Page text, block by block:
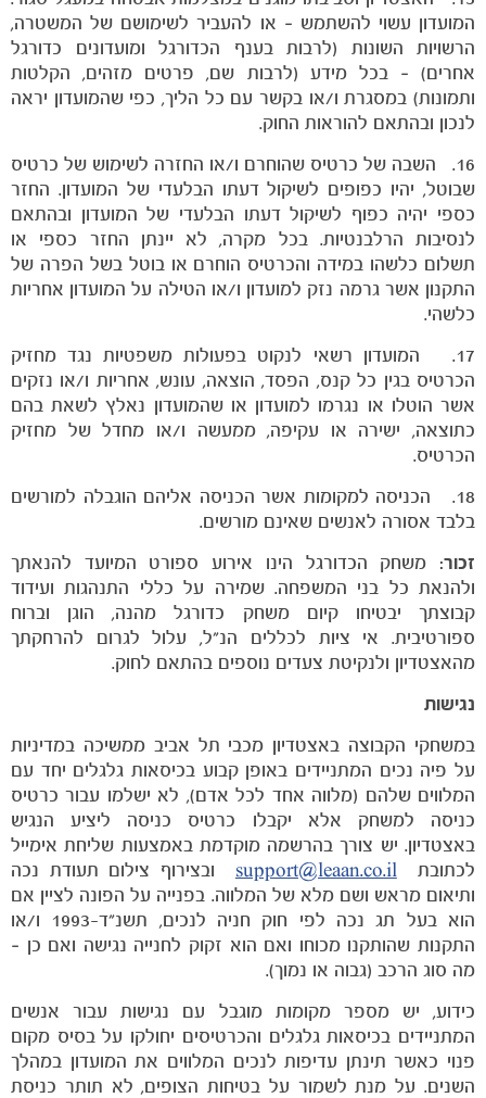
משחקים
ותוצאות
המועדון עשוי להשתמש – או להעביר לשימושם של המשטרה,
הרשויות השונות (לרבות בענף הכדורגל ומועדונים כדורגל
אחרים) – בכל מידע (לרבות שם, פרטים מזהים, הקלטות
ותמונות) במסגרת ו/או בקשר עם כל הליך, כפי שהמועדון יראה
לנכון ובהתאם להוראות החוק.
16. השבה של כרטיס שהוחרם ו/או החזרה לשימוש של כרטיס
שבוטל, יהיו כפופים לשיקול דעתו הבלעדי של המועדון. החזר
כספי יהיה כפוף לשיקול דעתו הבלעדי של המועדון ובהתאם
לנסיבות הרלבנטיות. בכל מקרה, לא יינתן החזר כספי או
תשלום כלשהו במידה והכרטיס הוחרם או בוטל בשל הפרה של
התקנון אשר גרמה נזק למועדון ו/או הטילה על המועדון אחריות
כלשהי.
17. המועדון רשאי לנקוט בפעולות משפטיות נגד מחזיק
הכרטיס בגין כל קנס, הפסד, הוצאה, עונש, אחריות ו/או נזקים
אשר הוטלו או נגרמו למועדון או שהמועדון נאלץ לשאת בהם
כתוצאה, ישירה או עקיפה, ממעשה ו/או מחדל של מחזיק
הכרטיס.
18. הכניסה למקומות אשר הכניסה אליהם הוגבלה למורשים
בלבד אסורה לאנשים שאינם מורשים.
זכור: משחק הכדורגל הינו אירוע ספורט המיועד להנאתך
ולהנאת כל בני המשפחה. שמירה על כללי התנהגות ועידוד
קבוצתך יבטיחו קיום משחק כדורגל מהנה, הוגן וברוח
ספורטיבית. אי ציות לכללים הנ"ל, עלול לגרום להרחקתך
מהאצטדיון ולנקיטת צעדים נוספים בהתאם לחוק.
נגישות
במשחקי הקבוצה באצטדיון מכבי תל אביב ממשיכה במדיניות
על פיה נכים המתניידים באופן קבוע בכיסאות גלגלים יחד עם
המלווים שלהם (מלווה אחד לכל אדם), לא ישלמו עבור כרטיס
כניסה למשחק אלא יקבלו כרטיס כניסה ליציע הנגיש
באצטדיון. יש צורך בהרשמה מוקדמת באמצעות שליחת אימייל
לכתובת support@leaan.co.il ובצירוף צילום תעודת נכה
ותיאום מראש ושם מלא של המלווה. בפנייה על הפונה לציין אם
הוא בעל תג נכה לפי חוק חניה לנכים, תשנ"ד-1993 ו/או
התקנות שהותקנו מכוחו ואם הוא זקוק לחנייה נגישה ואם כן –
מה סוג הרכב (גבוה או נמוך).
כידוע, יש מספר מקומות מוגבל עם נגישות עבור אנשים
המתניידים בכיסאות גלגלים והכרטיסים יחולקו על בסיס מקום
פנוי כאשר תינתן עדיפות לנכים המלווים את המועדון במהלך
השנים. על מנת לשמור על בטיחות הצופים, לא תותר כניסת